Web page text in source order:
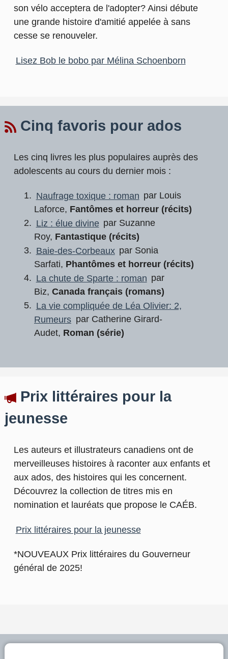
son vélo acceptera de l'adopter? Ainsi débute
une grande histoire d'amitié appelée à sans
cesse se renouveler.
Lisez Bob le bobo par Mélina Schoenborn
Cinq favoris pour ados
Les cinq livres les plus populaires auprès des
adolescents au cours du dernier mois :
Naufrage toxique : roman par Louis
Laforce, Fantômes et horreur (récits)
Liz : élue divine par Suzanne
Roy, Fantastique (récits)
Baie-des-Corbeaux par Sonia
Sarfati, Phantômes et horreur (récits)
La chute de Sparte : roman par
Biz, Canada français (romans)
La vie compliquée de Léa Olivier: 2,
Rumeurs par Catherine Girard-
Audet, Roman (série)
Prix littéraires pour la
jeunesse
Les auteurs et illustrateurs canadiens ont de
merveilleuses histoires à raconter aux enfants et
aux ados, des histoires qui les concernent.
Découvrez la collection de titres mis en
nomination et lauréats que propose le CAÉB.
Prix littéraires pour la jeunesse
*NOUVEAUX Prix littéraires du Gouverneur
général de 2025!